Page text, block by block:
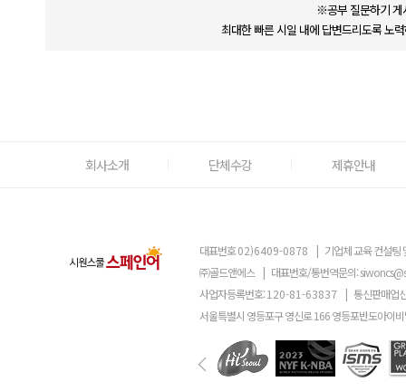
※공부 질문하기 게
최대한 빠른 시일 내에 답변드리도록 노
회사소개 단체수강 제휴안내
대표번호02)6409-0878 | 기업체 교육 컨설팅
㈜골드앤에스 | 대표번호/통번역문의:
사업자등록번호:120-81-63837 | 통신판매업
서울특별시 영등포구 영신로 166 영등포반도아이